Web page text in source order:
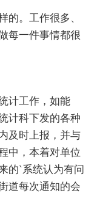
。工作很多、
每一件事情都很
计工作，如能
计科下发的各种
及时上报，并与
中，本着对单位
的`系统认为有问
道每次通知的会